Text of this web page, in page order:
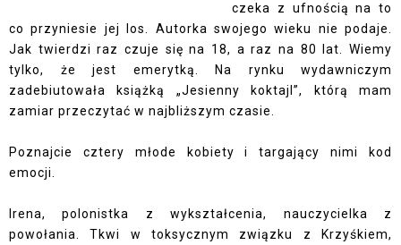
czeka z ufnością na to
co przyniesie jej los. Autorka swojego wieku nie podaje.
Jak twierdzi raz czuje się na 18, a raz na 80 lat. Wiemy
tylko, że jest emerytką. Na rynku wydawniczym
zadebiutowała książką „Jesienny koktajl”, którą mam
zamiar przeczytać w najbliższym czasie.
Poznajcie cztery młode kobiety i targający nimi kod
emocji.
Irena, polonistka z wykształcenia, nauczycielka z
powołania. Tkwi w toksycznym związku z Krzyśkiem,